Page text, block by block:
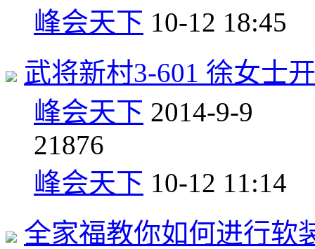
峰会天下 10-12 18:45
武将新村3-601 徐女士
峰会天下 2014-9-9
21876
峰会天下 10-12 11:14
全家福教你如何进行软